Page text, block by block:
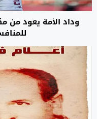
وداد الأمة يعود من